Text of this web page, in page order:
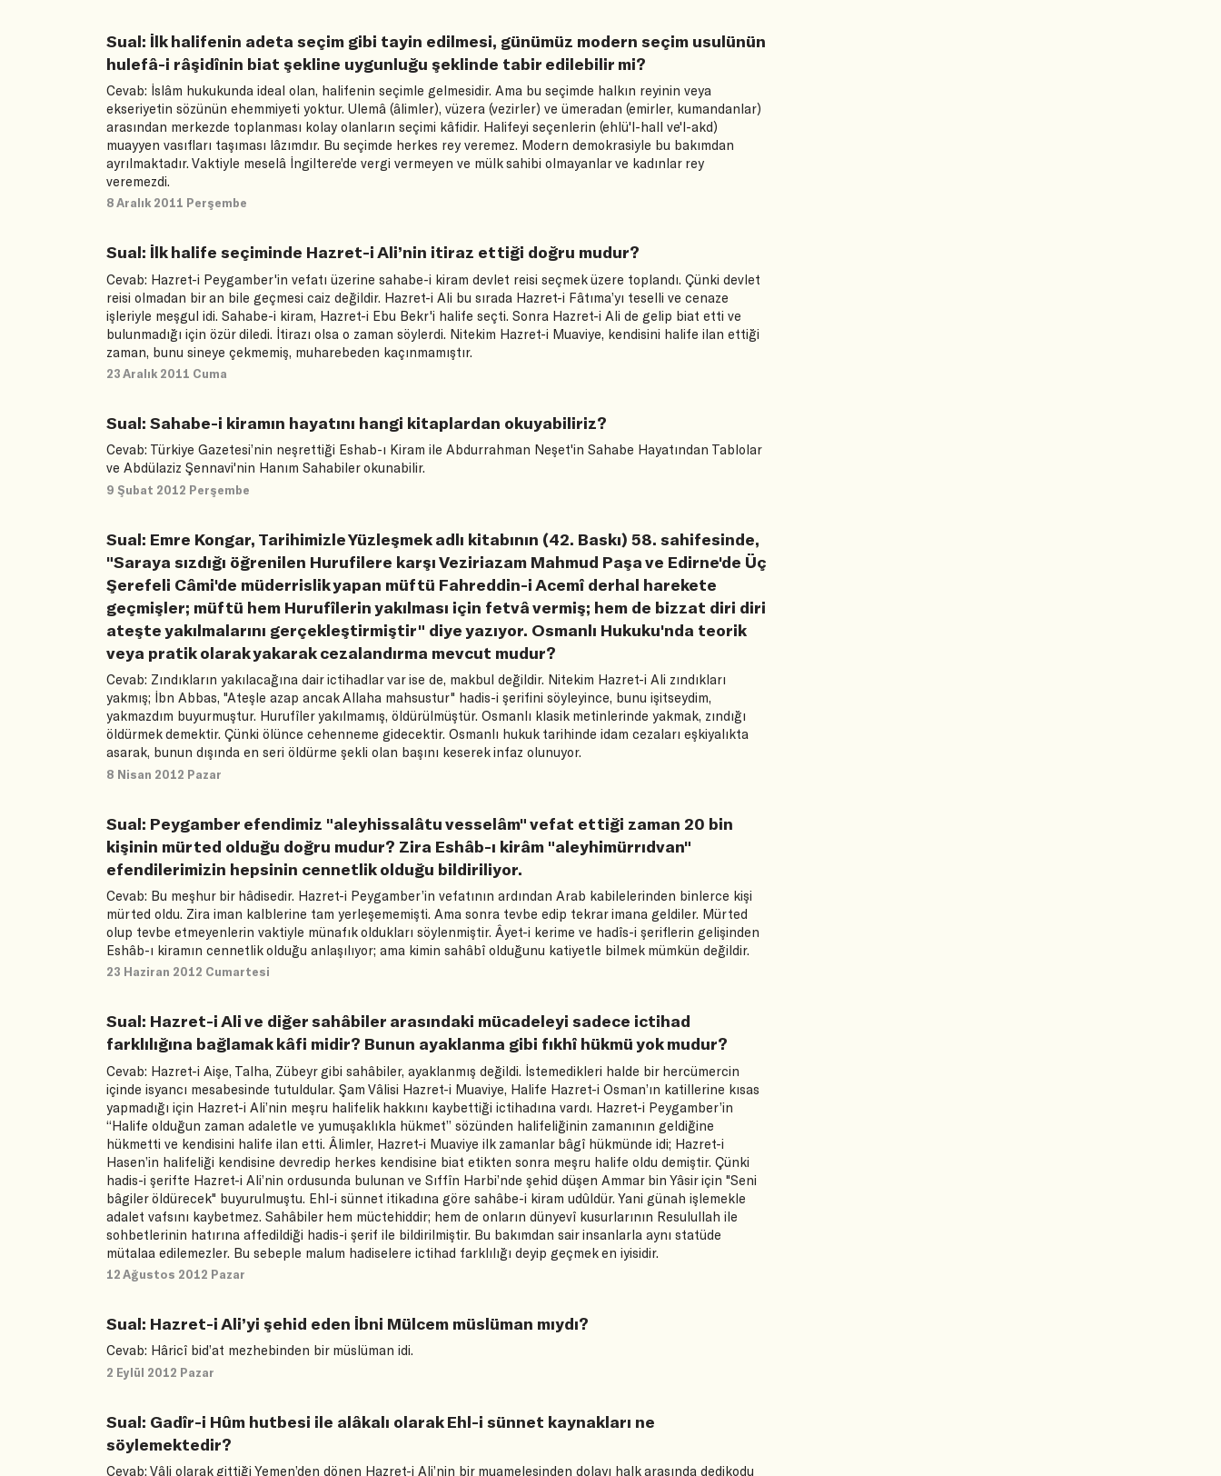
Sual: İlk halifenin adeta seçim gibi tayin edilmesi, günümüz modern seçim usulünün
hulefâ-i râşidînin biat şekline uygunluğu şeklinde tabir edilebilir mi?
Cevab: İslâm hukukunda ideal olan, halifenin seçimle gelmesidir. Ama bu seçimde halkın reyinin veya
ekseriyetin sözünün ehemmiyeti yoktur. Ulemâ (âlimler), vüzera (vezirler) ve ümeradan (emirler, kumandanlar)
arasından merkezde toplanması kolay olanların seçimi kâfidir. Halifeyi seçenlerin (ehlü'l-hall ve'l-akd)
muayyen vasıfları taşıması lâzımdır. Bu seçimde herkes rey veremez. Modern demokrasiyle bu bakımdan
ayrılmaktadır. Vaktiyle meselâ İngiltere’de vergi vermeyen ve mülk sahibi olmayanlar ve kadınlar rey
veremezdi.
8 Aralık 2011 Perşembe
Sual: İlk halife seçiminde Hazret-i Ali’nin itiraz ettiği doğru mudur?
Cevab: Hazret-i Peygamber'in vefatı üzerine sahabe-i kiram devlet reisi seçmek üzere toplandı. Çünki devlet
reisi olmadan bir an bile geçmesi caiz değildir. Hazret-i Ali bu sırada Hazret-i Fâtıma’yı teselli ve cenaze
işleriyle meşgul idi. Sahabe-i kiram, Hazret-i Ebu Bekr'i halife seçti. Sonra Hazret-i Ali de gelip biat etti ve
bulunmadığı için özür diledi. İtirazı olsa o zaman söylerdi. Nitekim Hazret-i Muaviye, kendisini halife ilan ettiği
zaman, bunu sineye çekmemiş, muharebeden kaçınmamıştır.
23 Aralık 2011 Cuma
Sual: Sahabe-i kiramın hayatını hangi kitaplardan okuyabiliriz?
Cevab: Türkiye Gazetesi’nin neşrettiği Eshab-ı Kiram ile Abdurrahman Neşet'in Sahabe Hayatından Tablolar
ve Abdülaziz Şennavi'nin Hanım Sahabiler okunabilir.
9 Şubat 2012 Perşembe
Sual: Emre Kongar, Tarihimizle Yüzleşmek adlı kitabının (42. Baskı) 58. sahifesinde,
"Saraya sızdığı öğrenilen Hurufilere karşı Veziriazam Mahmud Paşa ve Edirne'de Üç
Şerefeli Câmi'de müderrislik yapan müftü Fahreddin-i Acemî derhal harekete
geçmişler; müftü hem Hurufîlerin yakılması için fetvâ vermiş; hem de bizzat diri diri
ateşte yakılmalarını gerçekleştirmiştir" diye yazıyor. Osmanlı Hukuku'nda teorik
veya pratik olarak yakarak cezalandırma mevcut mudur?
Cevab: Zındıkların yakılacağına dair ictihadlar var ise de, makbul değildir. Nitekim Hazret-i Ali zındıkları
yakmış; İbn Abbas, "Ateşle azap ancak Allaha mahsustur" hadis-i şerifini söyleyince, bunu işitseydim,
yakmazdım buyurmuştur. Hurufîler yakılmamış, öldürülmüştür. Osmanlı klasik metinlerinde yakmak, zındığı
öldürmek demektir. Çünki ölünce cehenneme gidecektir. Osmanlı hukuk tarihinde idam cezaları eşkiyalıkta
asarak, bunun dışında en seri öldürme şekli olan başını keserek infaz olunuyor.
8 Nisan 2012 Pazar
Sual: Peygamber efendimiz "aleyhissalâtu vesselâm" vefat ettiği zaman 20 bin
kişinin mürted olduğu doğru mudur? Zira Eshâb-ı kirâm "aleyhimürrıdvan"
efendilerimizin hepsinin cennetlik olduğu bildiriliyor.
Cevab: Bu meşhur bir hâdisedir. Hazret-i Peygamber’in vefatının ardından Arab kabilelerinden binlerce kişi
mürted oldu. Zira iman kalblerine tam yerleşememişti. Ama sonra tevbe edip tekrar imana geldiler. Mürted
olup tevbe etmeyenlerin vaktiyle münafık oldukları söylenmiştir. Âyet-i kerime ve hadîs-i şeriflerin gelişinden
Eshâb-ı kiramın cennetlik olduğu anlaşılıyor; ama kimin sahâbî olduğunu katiyetle bilmek mümkün değildir.
23 Haziran 2012 Cumartesi
Sual: Hazret-i Ali ve diğer sahâbiler arasındaki mücadeleyi sadece ictihad
farklılığına bağlamak kâfi midir? Bunun ayaklanma gibi fıkhî hükmü yok mudur?
Cevab: Hazret-i Aişe, Talha, Zübeyr gibi sahâbiler, ayaklanmış değildi. İstemedikleri halde bir hercümercin
içinde isyancı mesabesinde tutuldular. Şam Vâlisi Hazret-i Muaviye, Halife Hazret-i Osman’ın katillerine kısas
yapmadığı için Hazret-i Ali’nin meşru halifelik hakkını kaybettiği ictihadına vardı. Hazret-i Peygamber’in
“Halife olduğun zaman adaletle ve yumuşaklıkla hükmet” sözünden halifeliğinin zamanının geldiğine
hükmetti ve kendisini halife ilan etti. Âlimler, Hazret-i Muaviye ilk zamanlar bâgî hükmünde idi; Hazret-i
Hasen’in halifeliği kendisine devredip herkes kendisine biat etikten sonra meşru halife oldu demiştir. Çünki
hadis-i şerifte Hazret-i Ali’nin ordusunda bulunan ve Sıffîn Harbi’nde şehid düşen Ammar bin Yâsir için "Seni
bâgiler öldürecek" buyurulmuştu. Ehl-i sünnet itikadına göre sahâbe-i kiram udûldür. Yani günah işlemekle
adalet vafsını kaybetmez. Sahâbiler hem müctehiddir; hem de onların dünyevî kusurlarının Resulullah ile
sohbetlerinin hatırına affedildiği hadis-i şerif ile bildirilmiştir. Bu bakımdan sair insanlarla aynı statüde
mütalaa edilemezler. Bu sebeple malum hadiselere ictihad farklılığı deyip geçmek en iyisidir.
12 Ağustos 2012 Pazar
Sual: Hazret-i Ali’yi şehid eden İbni Mülcem müslüman mıydı?
Cevab: Hâricî bid’at mezhebinden bir müslüman idi.
2 Eylül 2012 Pazar
Sual: Gadîr-i Hûm hutbesi ile alâkalı olarak Ehl-i sünnet kaynakları ne
söylemektedir?
Cevab: Vâli olarak gittiği Yemen’den dönen Hazret-i Ali’nin bir muamelesinden dolayı halk arasında dedikodu